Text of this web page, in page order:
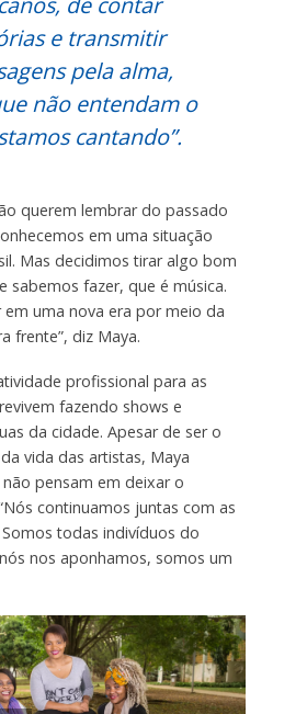
e transmitir
pela alma,
não entendam o
cantando”.
querem lembrar do passado
em uma situação
Mas decidimos tirar algo bom
sabemos fazer, que é música.
uma nova era por meio da
frente”, diz Maya.
profissional para as
fazendo shows e
da cidade. Apesar de ser o
vida das artistas, Maya
pensam em deixar o
continuamos juntas com as
todas indivíduos do
nos aponhamos, somos um